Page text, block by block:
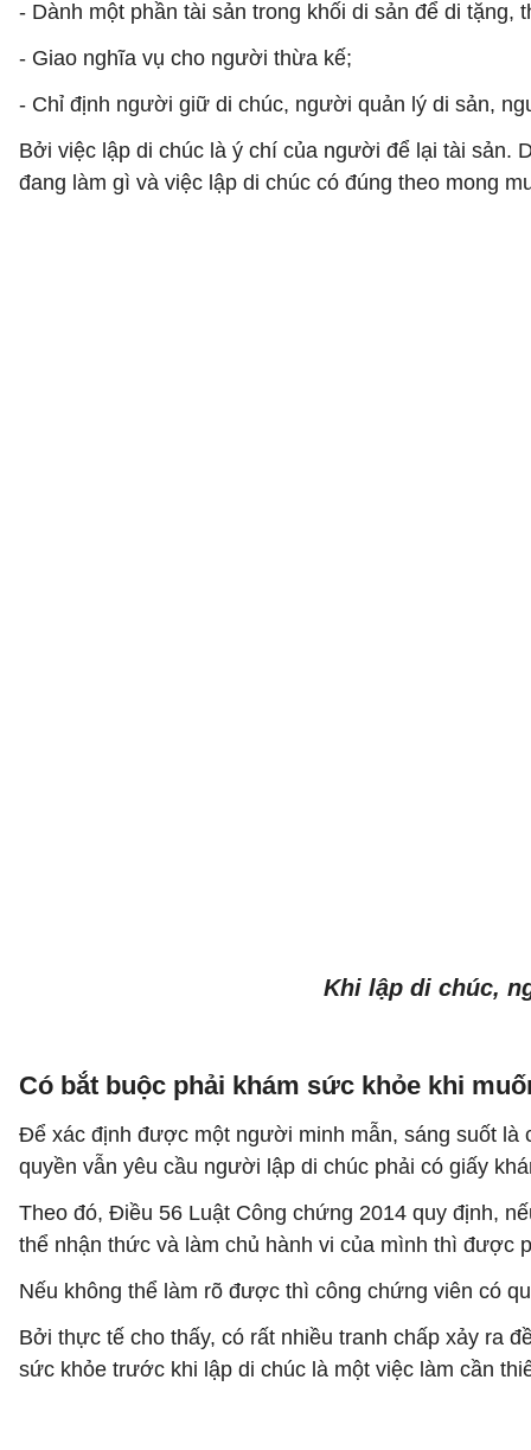
- Dành một phần tài sản trong khối di sản để di tặng,
- Giao nghĩa vụ cho người thừa kế;
- Chỉ định người giữ di chúc, người quản lý di sản,
Bởi việc lập di chúc là ý chí của người để lại tài sản.
đang làm gì và việc lập di chúc có đúng theo mong
Khi lập di chúc,
Có bắt buộc phải khám sức khỏe khi
Để xác định được một người minh mẫn, sáng suốt
quyền vẫn yêu cầu người lập di chúc phải có giấy
Theo đó, Điều 56 Luật Công chứng 2014 quy định,
thể nhận thức và làm chủ hành vi của mình thì được
Nếu không thể làm rõ được thì công chứng viên có
Bởi thực tế cho thấy, có rất nhiều tranh chấp xảy ra
sức khỏe trước khi lập di chúc là một việc làm cần